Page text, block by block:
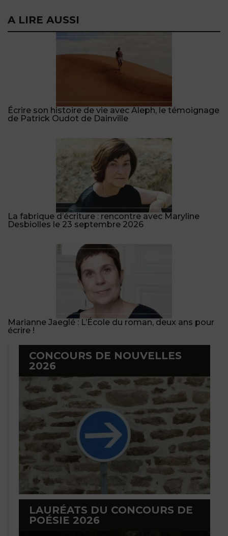
A LIRE AUSSI
Écrire son histoire de vie avec Aleph, le témoignage
de Patrick Oudot de Dainville
La fabrique d’écriture : rencontre avec Maryline
Desbiolles le 23 septembre 2026
Marianne Jaeglé : L’École du roman, deux ans pour
écrire !
CONCOURS DE NOUVELLES
2026
LAURÉATS DU CONCOURS DE
POÉSIE 2026